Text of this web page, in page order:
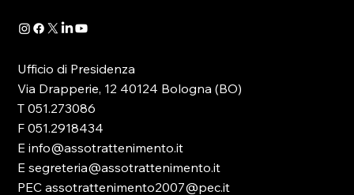
Ufficio di Presidenza
Via Drapperie, 12 40124 Bologna (BO)
T 051.273086
F 051.2918434
E info@assotrattenimento.it
E segreteria@assotrattenimento.it
PEC assotrattenimento2007@pec.it